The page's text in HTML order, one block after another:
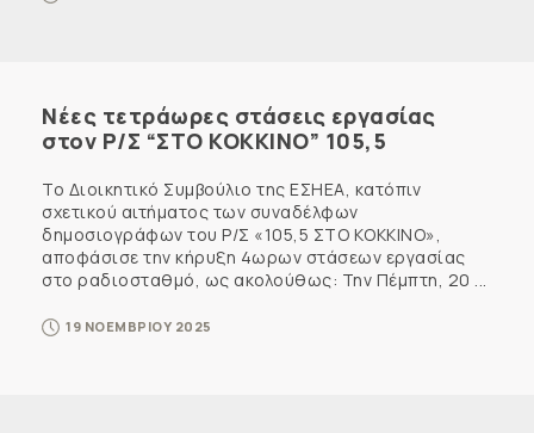
Νέες τετράωρες στάσεις εργασίας
στον Ρ/Σ “ΣΤΟ ΚΟΚΚΙΝΟ” 105,5
Το Διοικητικό Συμβούλιο της ΕΣΗΕΑ, κατόπιν
σχετικού αιτήματος των συναδέλφων
δημοσιογράφων του Ρ/Σ «105,5 ΣΤΟ ΚΟΚΚΙΝΟ»,
αποφάσισε την κήρυξη 4ωρων στάσεων εργασίας
στο ραδιοσταθμό, ως ακολούθως: Την Πέμπτη, 20 ...
19 ΝΟΕΜΒΡΙΟΥ 2025